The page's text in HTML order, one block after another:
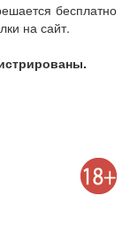
бесплатно
на сайт.